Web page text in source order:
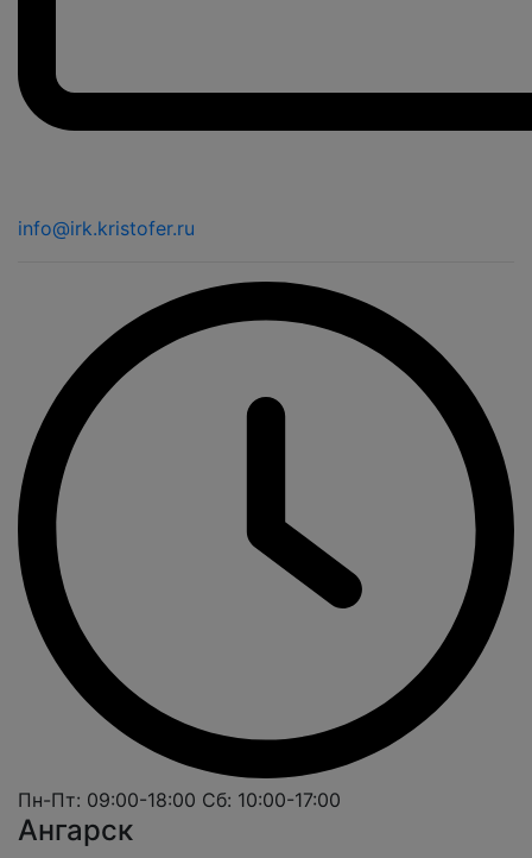
info@irk.kristofer.ru
Пн-Пт: 09:00-18:00 Сб: 10:00-17:00
Ангарск